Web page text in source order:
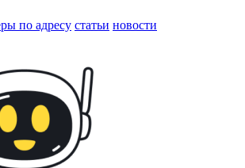
по адресу статьи новости